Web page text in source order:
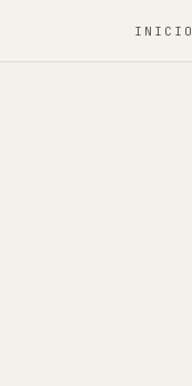
INICIO